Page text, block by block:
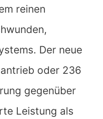
reinen
Der neue
oder 236
gegenüber
Leistung als